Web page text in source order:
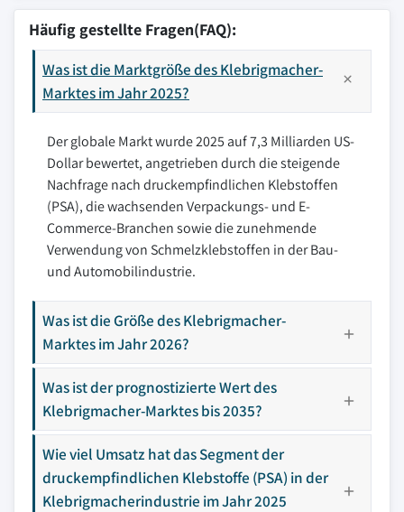
Häufig gestellte Fragen(FAQ):
Was ist die Marktgröße des Klebrigmacher-
Marktes im Jahr 2025?
Der globale Markt wurde 2025 auf 7,3 Milliarden US-
Dollar bewertet, angetrieben durch die steigende
Nachfrage nach druckempfindlichen Klebstoffen
(PSA), die wachsenden Verpackungs- und E-
Commerce-Branchen sowie die zunehmende
Verwendung von Schmelzklebstoffen in der Bau-
und Automobilindustrie.
Was ist die Größe des Klebrigmacher-
Marktes im Jahr 2026?
Was ist der prognostizierte Wert des
Klebrigmacher-Marktes bis 2035?
Wie viel Umsatz hat das Segment der
druckempfindlichen Klebstoffe (PSA) in der
Klebrigmacherindustrie im Jahr 2025